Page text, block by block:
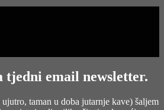
tjedni email newsletter.
taman u doba jutarnje kave) šaljem